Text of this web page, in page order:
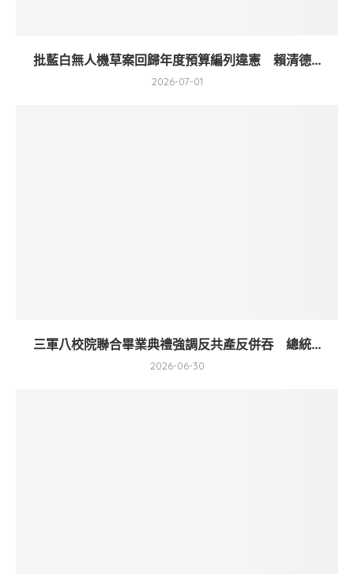
批藍白無人機草案回歸年度預算編列違憲 賴清德...
2026-07-01
三軍八校院聯合畢業典禮強調反共產反併吞 總統...
2026-06-30